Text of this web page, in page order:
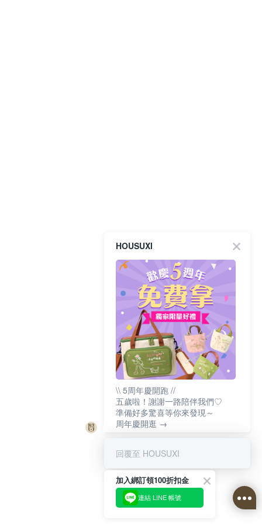
HOUSUXI
\\ 5周年慶開跑 //
五歲啦！謝謝一路陪伴我們♡
準備好多驚喜等你來發現～
周年慶開逛 →
回覆至 HOUSUXI
加入綁訂領100折扣金
連結 LINE 帳號